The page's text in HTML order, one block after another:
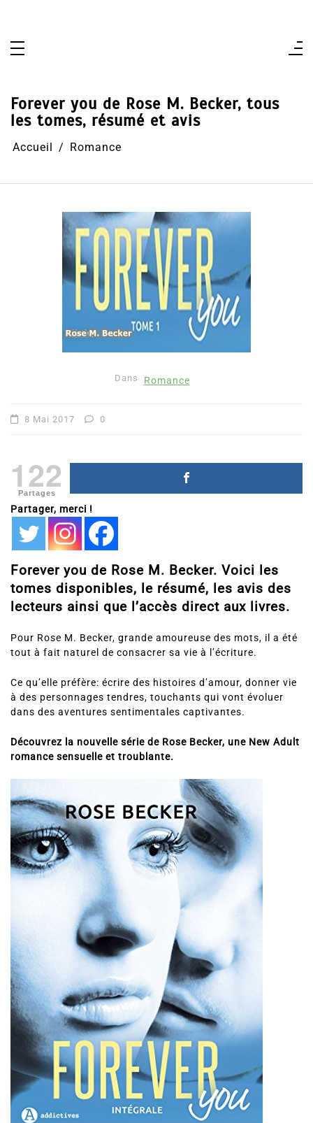
Forever you de Rose M. Becker, tous
les tomes, résumé et avis
Accueil Romance
Dans Romance
8 Mai 2017 0
122
Partages
Partager, merci !
Forever you de Rose M. Becker. Voici les
tomes disponibles, le résumé, les avis des
lecteurs ainsi que l’accès direct aux livres.
Pour Rose M. Becker, grande amoureuse des mots, il a été
tout à fait naturel de consacrer sa vie à l’écriture.
Ce qu’elle préfère: écrire des histoires d’amour, donner vie
à des personnages tendres, touchants qui vont évoluer
dans des aventures sentimentales captivantes.
Découvrez la nouvelle série de Rose Becker, une New Adult
romance sensuelle et troublante.